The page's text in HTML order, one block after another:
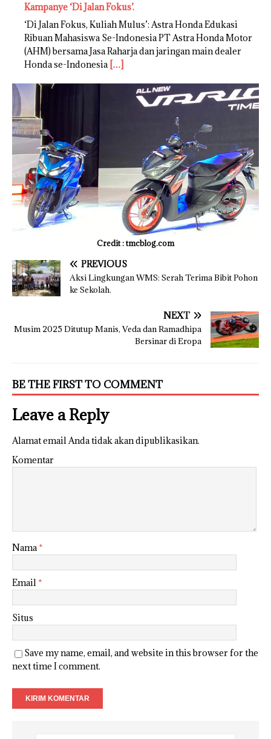
Kampanye ‘Di Jalan Fokus’.
‘Di Jalan Fokus, Kuliah Mulus’: Astra Honda Edukasi
Ribuan Mahasiswa Se-Indonesia PT Astra Honda Motor
(AHM) bersama Jasa Raharja dan jaringan main dealer
Honda se-Indonesia […]
Credit : tmcblog.com
PREVIOUS
Aksi Lingkungan WMS: Serah Terima Bibit Pohon
ke Sekolah.
NEXT
Musim 2025 Ditutup Manis, Veda dan Ramadhipa
Bersinar di Eropa
BE THE FIRST TO COMMENT
Leave a Reply
Alamat email Anda tidak akan dipublikasikan.
Komentar
Nama*
Email *
Situs
Save my name, email, and website in this browser for the
next time I comment.